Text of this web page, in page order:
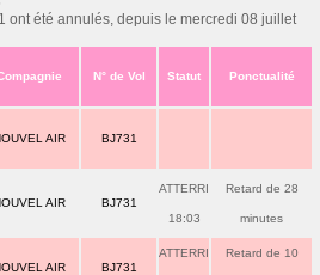
ont été annulés, depuis le mercredi 08 juillet
N° de Vol Statut Ponctualité
AIR BJ731
AIR BJ731
ATTERRI
18:03
Retard de 28
minutes
AIR BJ731
ATTERRI Retard de 10